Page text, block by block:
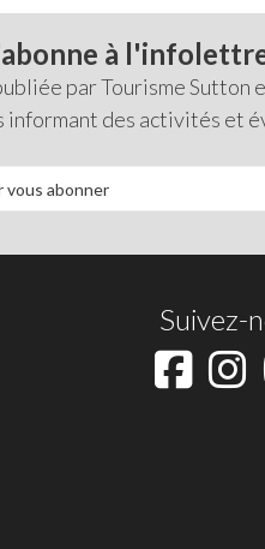
à
par Tourisme
informant des activités et
Suivez-